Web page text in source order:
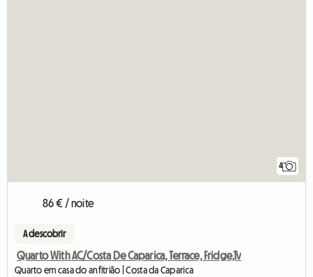
4
86 € / noite
A descobrir
Quarto With AC/Costa De Caparica, Terrace, Fridge,Tv
Quarto em casa do anfitrião | Costa da Caparica